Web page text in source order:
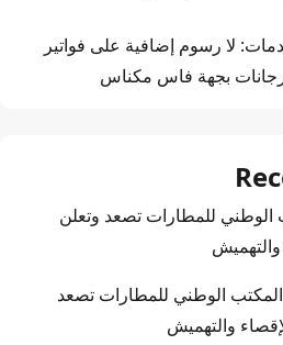
لا رسوم إضافية على فواتير
بجهة فاس مكناس
الوطني للمطارات تصعد وتعلن
والتهميش
المكتب الوطني للمطارات تصعد
والتهميش